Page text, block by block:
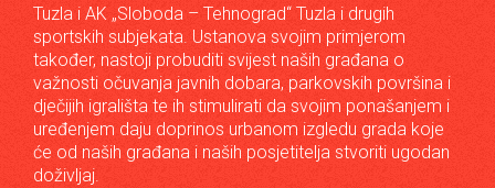
Tuzla i AK „Sloboda – Tehnograd“ Tuzla i drugih
sportskih subjekata. Ustanova svojim primjerom
također, nastoji probuditi svijest naših građana o
važnosti očuvanja javnih dobara, parkovskih površina i
dječijih igrališta te ih stimulirati da svojim ponašanjem i
uređenjem daju doprinos urbanom izgledu grada koje
će od naših građana i naših posjetitelja stvoriti ugodan
doživljaj.